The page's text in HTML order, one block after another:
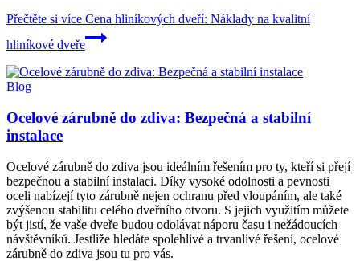
Přečtěte si více Cena hliníkových dveří: Náklady na kvalitní
hliníkové dveře
Blog
Ocelové zárubně do zdiva: Bezpečná a stabilní
instalace
Ocelové zárubně do zdiva jsou ideálním řešením pro ty, kteří si přejí
bezpečnou a stabilní instalaci. Díky vysoké odolnosti a pevnosti
oceli nabízejí tyto zárubně nejen ochranu před vloupáním, ale také
zvýšenou stabilitu celého dveřního otvoru. S jejich využitím můžete
být jistí, že vaše dveře budou odolávat náporu času i nežádoucích
návštěvníků. Jestliže hledáte spolehlivé a trvanlivé řešení, ocelové
zárubně do zdiva jsou tu pro vás.